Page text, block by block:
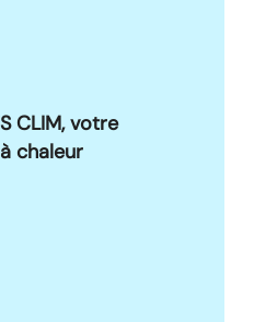
CLIM, votre
chaleur